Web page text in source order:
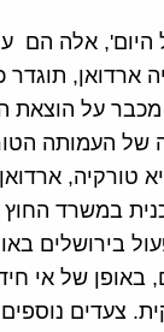
היום', אלה הם
ארדואן,
על הוצאת
של העמותה
במשרד
בירושלים
באופן של אי
צעדים